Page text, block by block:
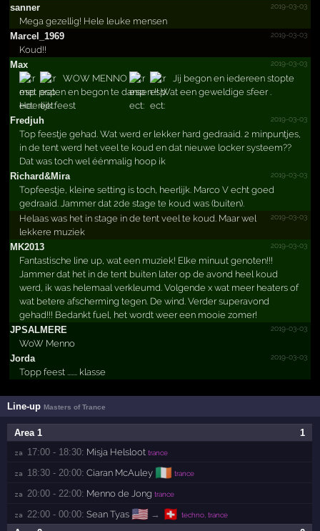
sanner
2019-03-03
Mega gezellig! Hele leuke mensen
Marcel_1969
2019-03-03
Koud!!
Max
2019-03-03
WOW MENNO
Jij begon en iedereen stopte
met praten en begon te dansen !! Wat een geweldige sfeer .
Heerlijk feest
Fredjuh
2019-03-03
Top feestje gehad. Wat werd er lekker hard gedraaid. 2 minpuntjes,
in de tent werd het veel te koud en dat nieuwe locker systeem??
Dat was toch wel éénmalig hoop ik
Richard&Mira
2019-03-03
Topfeestje, kleine setting is toch, heerlijk. Marco V echt goed
gedraaid. Jammer dat 2de stage te koud was (buiten).
2019-03-03
Helaas was het in stage in de tent veel te koud. Maar wel
lekkere muziek
MK2013
2019-03-03
Fantastische line up, wat een muziek! Elke minuut genoten!!!
Jammer dat het in de tent buiten later op de avond heel koud
werd, ik was helemaal verkleumd. Volgende x wat meer heaters of
wat betere afscherming tegen. De wind. Verder superavond
gehad!!! Bedankt fuel, het wordt weer een mooie zomer!
JPSALMERE
2019-03-03
WoW Menno
Jorda
2019-03-03
Topp feest ....... klasse
Line-upMasters of Trance
1
Area 1
za 17:00 - 18:30: Misja Helsloot trance
za 18:30 - 20:00: Ciaran McAuley 🇮🇪 trance
za 20:00 - 22:00: Menno de Jong trance
za 22:00 - 00:00: Sean Tyas 🇺🇸 → 🇨🇭 techno, trance